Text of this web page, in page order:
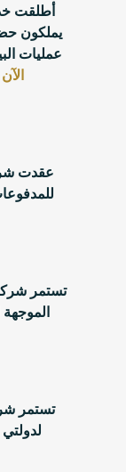
أطلقت
يملكون
عمليات
عقدت
تستمر
تستمر